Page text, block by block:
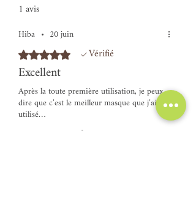
1 avis
Hiba • 20 juin
Noté 5 sur 5. Vérifié
Excellent
Après la toute première utilisation, je peux
dire que c’est le meilleur masque que j’ai
utilisé…